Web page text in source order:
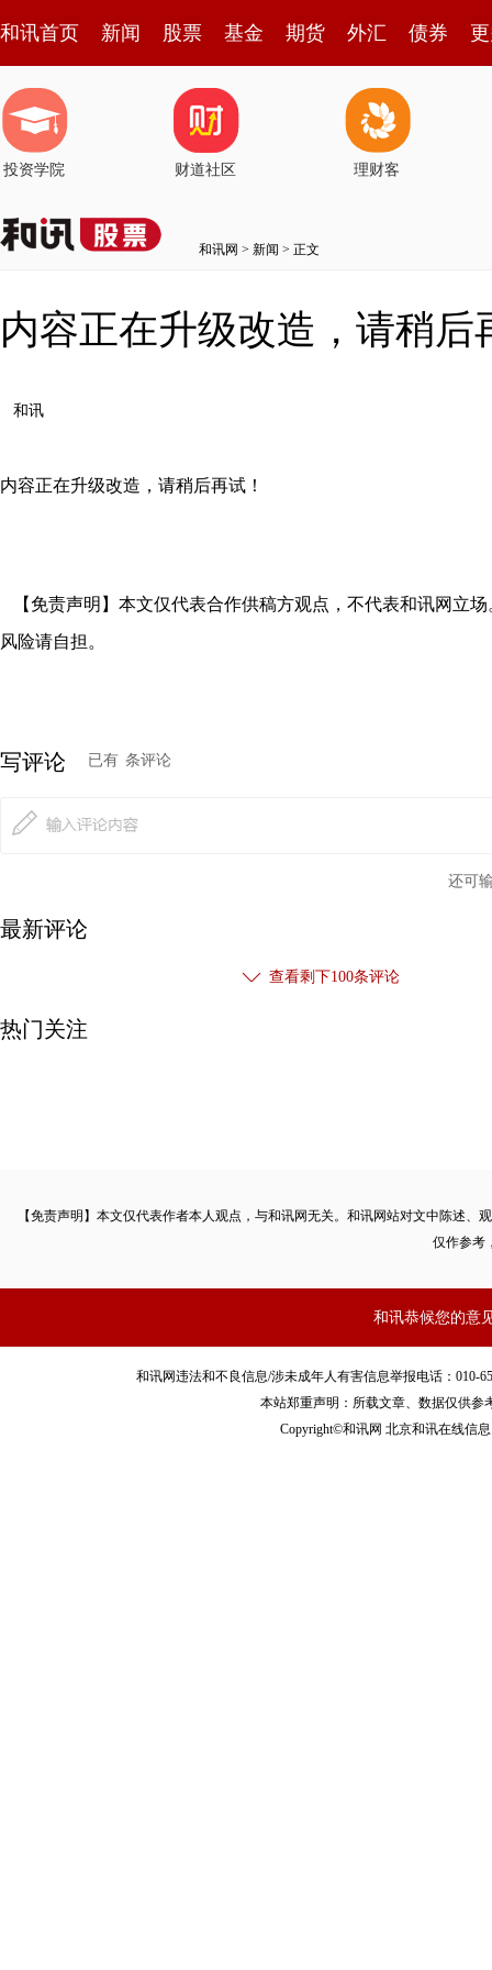
和讯首页 新闻 股票 基金 期货 外汇 债券
投资学院 财道社区 理财客
和讯网 > 新闻 > 正文
内容正在升级改造，请稍后
和讯
内容正在升级改造，请稍后再试！
【免责声明】本文仅代表合作供稿方观点，不代表和讯网立
风险请自担。
写评论 已有 条评论
还可
最新评论
查看剩下100条评论
热门关注
【免责声明】本文仅代表作者本人观点，与和讯网无关。和讯网站对文中陈述
仅作参考
和讯恭候您的意
和讯网违法和不良信息/涉未成年人有害信息举报电话：010-
本站郑重声明：所载文章、数据仅供参
Copyright©和讯网 北京和讯在线信